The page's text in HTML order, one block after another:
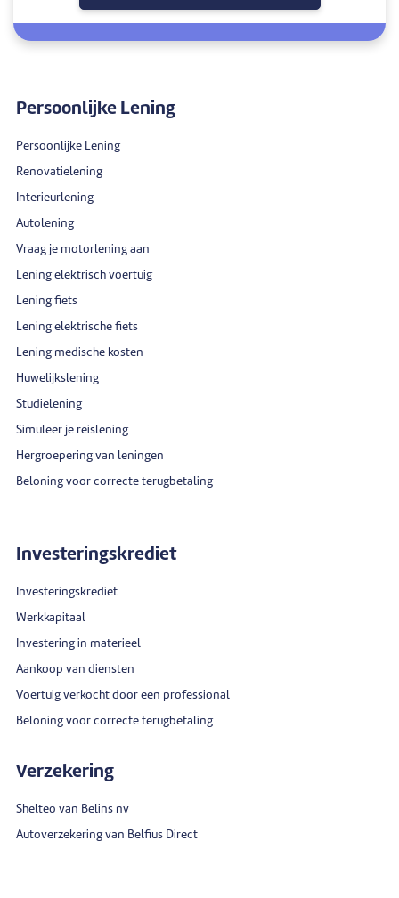
Persoonlijke Lening
Persoonlijke Lening
Renovatielening
Interieurlening
Autolening
Vraag je motorlening aan
Lening elektrisch voertuig
Lening fiets
Lening elektrische fiets
Lening medische kosten
Huwelijkslening
Studielening
Simuleer je reislening
Hergroepering van leningen
Beloning voor correcte terugbetaling
Investeringskrediet
Investeringskrediet
Werkkapitaal
Investering in materieel
Aankoop van diensten
Voertuig verkocht door een professional
Beloning voor correcte terugbetaling
Verzekering
Shelteo van Belins nv
Autoverzekering van Belfius Direct